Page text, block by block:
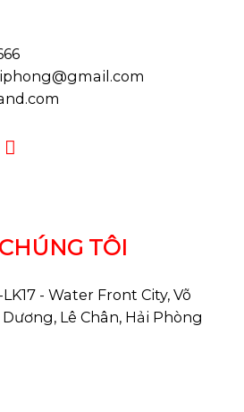
TÔI
LK17 - Water Front City, Võ
Lê Chân, Hải Phòng